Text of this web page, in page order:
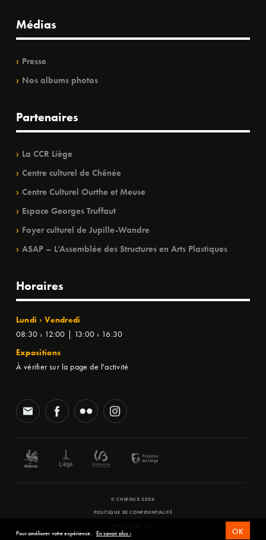
Médias
Presse
Nos albums photos
Partenaires
La CCR Liège
Centre culturel de Chênée
Centre Culturel Ourthe et Meuse
Espace Georges Truffaut
Foyer culturel de Jupille-Wandre
ASAP – L’Assemblée des Structures en Arts Plastiques
Horaires
Lundi › Vendredi
08:30 › 12:00 | 13:00 › 16:30
Expositions
À vérifier sur la page de l'activité
© CHIROUX 2026
POLITIQUE DE CONFIDENTIALITÉ
Pour améliorer votre expérience. En savoir plus › OK